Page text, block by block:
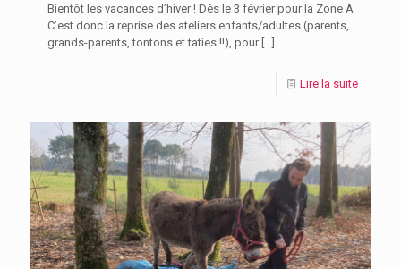
Bientôt les vacances d’hiver ! Dès le 3 février pour la Zone A
C’est donc la reprise des ateliers enfants/adultes (parents,
grands-parents, tontons et taties !!), pour[…]
Lire la suite